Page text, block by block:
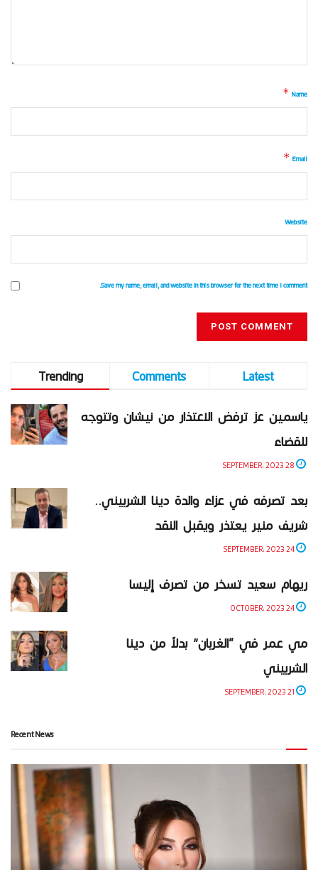
Name
*
Email
*
Website
Save my name, email, and website in this browser for the next time I comment.
Trending Comments
Latest
ياسمين عز ترفض الاعتذار من نيشان وتتوجه
للقضاء
بعد تصرفه في عزاء والدة دينا الشربيني..
شريف منير يعتذر ويقبل النقد
ريهام سعيد تسخر من تصرف إليسا
مي عمر في “الغربان” بدلاً من دينا
الشربيني
Recent News